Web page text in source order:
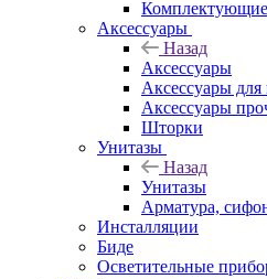
Комплектующие
Аксессуары
Назад
Аксессуары
Аксессуары для
Аксессуары
Шторки
Унитазы
Назад
Унитазы
Арматура,
Инсталляции
Биде
Осветительные